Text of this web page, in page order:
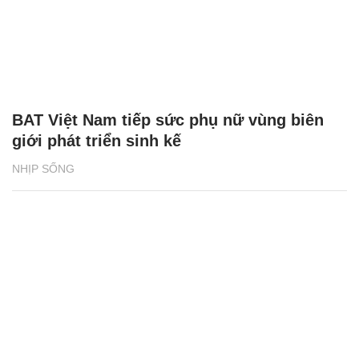
NHỊP SỐNG
BAT Việt Nam tiếp sức phụ nữ vùng biên
giới phát triển sinh kế